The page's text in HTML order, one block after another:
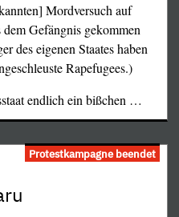
einer beliebigen
läßt: Blumen und Frauen.
das Geschaute.
– es ist niemand
Eugen Gomringer – hielt
auf, und in der
katalanischen Metropole
es sollte in seiner
die Schönheit sein. Es
Mordversuch auf
Gefängnis gekommen
des eigenen Staates haben
Rapefugees.)
endlich ein bißchen …
Protestkampagne beendet